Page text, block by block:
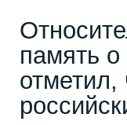
память